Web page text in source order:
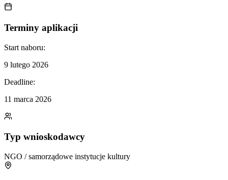
Terminy aplikacji
Start naboru:
9 lutego 2026
Deadline:
11 marca 2026
Typ wnioskodawcy
NGO / samorządowe instytucje kultury